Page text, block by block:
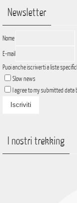
Newsletter
Nome
E-mail
Puoi anche iscriverti a liste
Slow news
I agree to my submitted
I nostri trekking